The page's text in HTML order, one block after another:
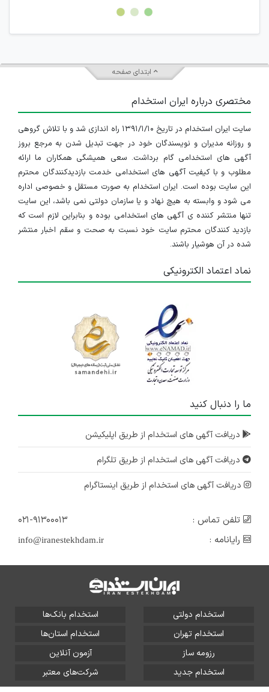
امکان هماهنگی برای هرگونه ملاقات حضوری چه به صورت دسته
ابتدای صفحه
مختصری درباره ایران استخدام
سایت ایران استخدام در تاریخ ۱۳۹۱/۱/۱۰ راه اندازی شد و با تلاش گروهی
و روزانه مدیران و نویسندگان خود در جهت تبدیل شدن به مرجع بروز
آگهی های استخدامی گام برداشت. سعی همیشگی همکاران ما ارائه
مطلوب و با کیفیت آگهی های استخدامی خدمت بازدیدکنندگان محترم
این سایت بوده است. ایران استخدام به صورت مستقل و خصوصی اداره
می شود و وابسته به هیچ نهاد و یا سازمان دولتی نمی باشد، این سایت
تنها منتشر کننده ی آگهی های استخدامی بوده و بنابراین لازم است که
بازدید کنندگان محترم سایت خود نسبت به صحت و سقم اخبار منتشر
شده در آن هوشیار باشند.
نماد اعتماد الکترونیکی
ما را دنبال کنید
دریافت آگهی های استخدام از طریق اپلیکیشن
دریافت آگهی های استخدام از طریق تلگرام
دریافت آگهی های استخدام از طریق اینستاگرام
تلفن تماس :
۰۲۱-۹۱۳۰۰۰۱۳
رایانامه :
info@iranestekhdam.ir
استخدام دولتی
استخدام بانک‌ها
استخدام تهران
استخدام استان‌ها
رزومه ساز
آزمون آنلاین
استخدام جدید
شرکت‌های معتبر